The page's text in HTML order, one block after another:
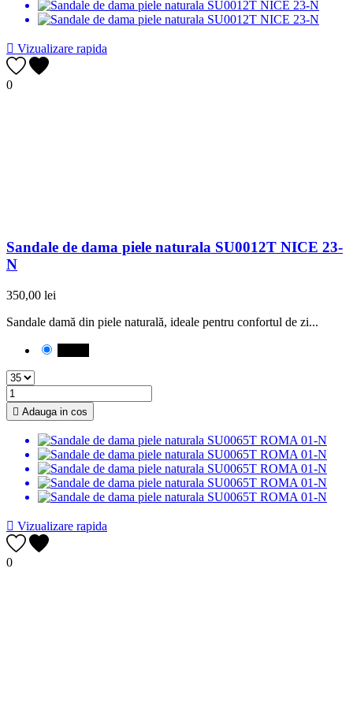
 Vizualizare rapida
0
Sandale de dama piele naturala SU0012T NICE 23-
N
350,00 lei
Sandale damă din piele naturală, ideale pentru confortul de zi...
 Adauga in cos
 Vizualizare rapida
0